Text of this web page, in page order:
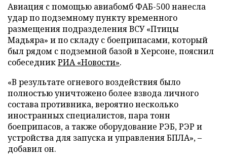
Авиация с помощью авиабомб ФАБ-500 нанесла
удар по подземному пункту временного
размещения подразделения ВСУ «Птицы
Мадьяра» и по складу с боеприпасами, который
был рядом с подземной базой в Херсоне, пояснил
собеседникРИА «Новости».
«В результате огневого воздействия было
полностью уничтожено более взвода личного
состава противника, вероятно несколько
иностранных специалистов, пара тонн
боеприпасов, а также оборудование РЭБ, РЭР и
устройства для запуска и управления БПЛА», –
добавил он.